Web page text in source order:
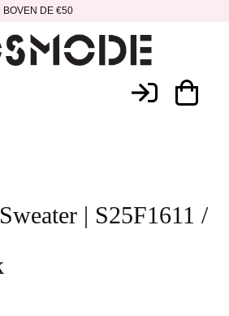
BOVEN DE €50
| S25F1611 /